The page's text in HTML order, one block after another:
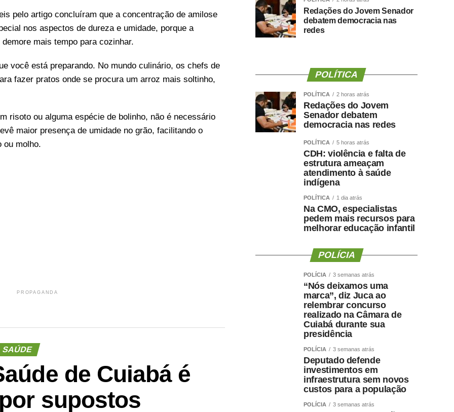
pelo artigo concluíram que a concentração de amilose
nos aspectos de dureza e umidade, porque a
mais tempo para cozinhar.
você está preparando. No mundo culinário, os chefs de
fazer pratos onde se procura um arroz mais soltinho,
risoto ou alguma espécie de bolinho, não é necessário
maior presença de umidade no grão, facilitando o
ou molho.
PROPAGANDA
SAÚDE
de Cuiabá é
supostos
Redações do Jovem Senador
debatem democracia nas
redes
POLÍTICA
POLÍTICA 2 horas atrás
Redações do Jovem
Senador debatem
democracia nas redes
POLÍTICA 5 horas atrás
CDH: violência e falta de
estrutura ameaçam
atendimento à saúde
indígena
POLÍTICA 1 dia atrás
Na CMO, especialistas
pedem mais recursos para
melhorar educação infantil
POLÍCIA
POLÍCIA 3 semanas atrás
“Nós deixamos uma
marca”, diz Juca ao
relembrar concurso
realizado na Câmara de
Cuiabá durante sua
presidência
POLÍCIA 3 semanas atrás
Deputado defende
investimentos em
infraestrutura sem novos
custos para a população
POLÍCIA 3 semanas atrás